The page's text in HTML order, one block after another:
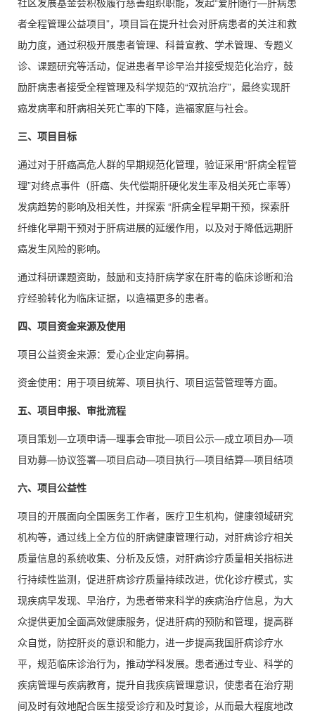
者全程管理公益项目”，项目旨在提升社会对肝病患者的关注和救
助力度，通过积极开展患者管理、科普宣教、学术管理、专题义
诊、课题研究等活动，促进患者早诊早治并接受规范化治疗，鼓
励肝病患者接受全程管理及科学规范的“双抗治疗”，最终实现肝
癌发病率和肝病相关死亡率的下降，造福家庭与社会。
三、 项目目标
通过对于肝癌高危人群的早期规范化管理，验证采用“肝病全程管
理”对终点事件（肝癌、失代偿期肝硬化发生率及相关死亡率等）
发病趋势的影响及相关性，并探索 “肝病全程早期干预，探索肝
纤维化早期干预对于肝病进展的延缓作用，以及对于降低远期肝
癌发生风险的影响。
通过科研课题资助，鼓励和支持肝病学家在肝毒的临床诊断和治
疗经验转化为临床证据，以造福更多的患者。
四、项目资金来源及使用
项目公益资金来源：爱心企业定向募捐。
资金使用：用于项目统筹、项目执行、项目运营管理等方面。
五、项目申报、审批流程
项目策划—立项申请—理事会审批—项目公示—成立项目办—项
目劝募—协议签署—项目启动—项目执行—项目结算—项目结项
六、项目公益性
项目的开展面向全国医务工作者，医疗卫生机构，健康领域研究
机构等，通过线上全方位的肝病健康管理行动，对肝病诊疗相关
质量信息的系统收集、分析及反馈，对肝病诊疗质量相关指标进
行持续性监测，促进肝病诊疗质量持续改进，优化诊疗模式，实
现疾病早发现、早治疗，为患者带来科学的疾病治疗信息，为大
众提供更加全面高效健康服务，促进肝病的预防和管理，提高群
众自觉，防控肝炎的意识和能力，进一步提高我国肝病诊疗水
平，规范临床诊治行为，推动学科发展。患者通过专业、科学的
疾病管理与疾病教育，提升自我疾病管理意识，使患者在治疗期
间及时有效地配合医生接受诊疗和及时复诊，从而最大程度地改